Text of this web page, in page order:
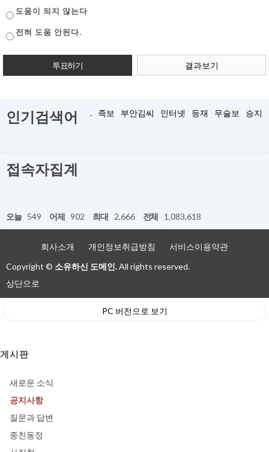
도움이 되지 않는다
전혀 도움 안된다.
결과보기
인기검색어 . 족보 부안김씨 인터넷 등재 무술보 승지
접속자집계
오늘 549 어제 902 최대 2,666 전체 1,083,618
회사소개 개인정보취급방침
서비스이용약관
Copyright © 소유하신 도메인.All rights reserved.
상단으로
PC 버전으로 보기
게시판
새로운 소식
공지사항
질문과 답변
종친동정